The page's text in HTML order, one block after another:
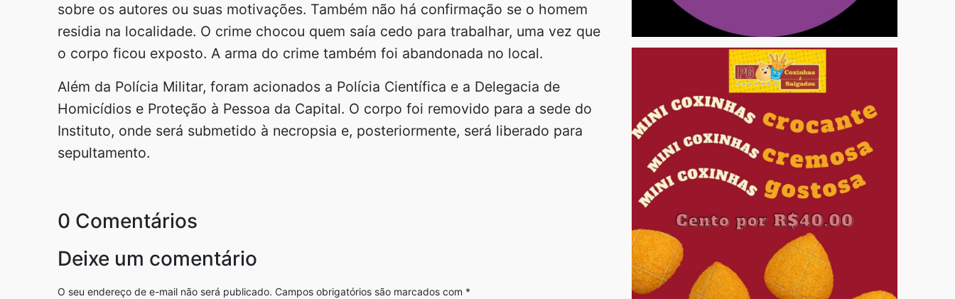
sobre os autores ou suas motivações. Também não há confirmação se o homem
residia na localidade. O crime chocou quem saía cedo para trabalhar, uma vez que
o corpo ficou exposto. A arma do crime também foi abandonada no local.
Além da Polícia Militar, foram acionados a Polícia Científica e a Delegacia de
Homicídios e Proteção à Pessoa da Capital. O corpo foi removido para a sede do
Instituto, onde será submetido à necropsia e, posteriormente, será liberado para
sepultamento.
0 Comentários
Deixe um comentário
O seu endereço de e-mail não será publicado. Campos obrigatórios são marcados com *